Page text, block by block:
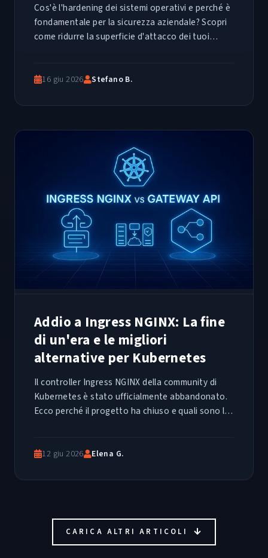
Cos'è l'hardening dei sistemi operativi e perché è
fondamentale per la sicurezza aziendale? Scopri
come ridurre la superficie d'attacco dei tuoi
16 giu 2026 Stefano B.
Addio a Ingress NGINX: La fine
di un'era e le migliori
alternative per Kubernetes
Il controller Ingress NGINX della community di
Kubernetes è stato ufficialmente abbandonato.
Ecco perché il progetto ha chiuso e quali sono le
12 giu 2026 Elena G.
CARICA ALTRI ARTICOLI